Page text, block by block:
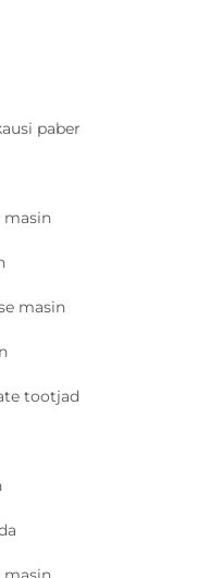
paber
masin
masin
tootjad